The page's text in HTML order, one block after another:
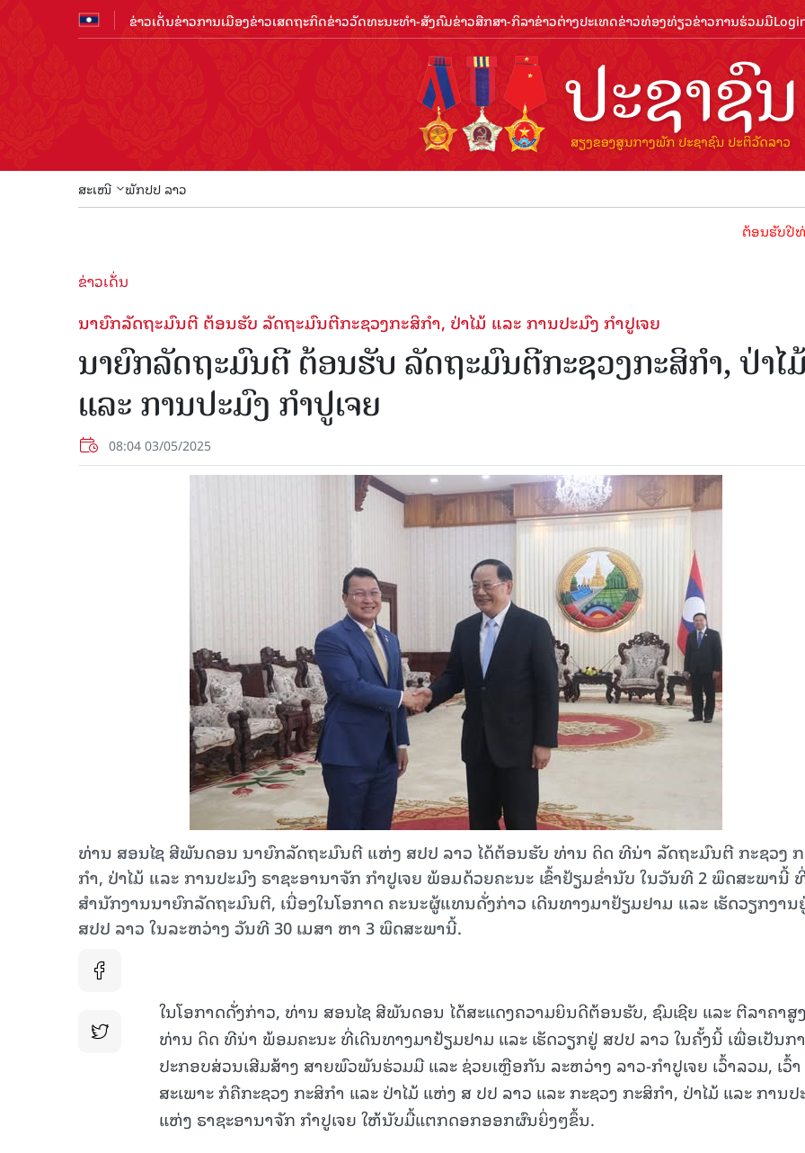
ຂ່າວເດັ່ນຂ່າວການເມືອງຂ່າວເສດຖະກິດຂ່າວວັດທະນະທຳ-ສັງຄົມຂ່າວສືກສາ-ກິລາຂ່າວຕ່າງປະເທດຂ່າວທ່ອງທ່ຽວຂ່າວການຮ່ວມມື
ສະເໜີ ພັກປປ ລາວ
ຕ້ອນຮັບປີທ່ອງທ່ຽ
ຂ່າວເດັ່ນ
ນາຍົກລັດຖະມົນຕີ ຕ້ອນຮັບ ລັດຖະມົນຕີກະຊວງກະສິກໍາ, ປ່າໄມ້ ແລະ ການປະມົງ ກຳປູເຈຍ
ນາຍົກລັດຖະມົນຕີ ຕ້ອນຮັບ ລັດຖະມົນຕີກະຊວງກະສິກໍາ, ປ່າໄມ້
ແລະ ການປະມົງ ກຳປູເຈຍ
08:04 03/05/2025
ທ່ານ ສອນໄຊ ສີພັນດອນ ນາຍົກລັດຖະມົນຕີ ແຫ່ງ ສປປ ລາວ ໄດ້ຕ້ອນຮັບ ທ່ານ ດິດ ທີນ່າ ລັດຖະມົນຕີ ກະຊວງ
ກໍາ, ປ່າໄມ້ ແລະ ການປະມົງ ຣາຊະອານາຈັກ ກຳປູເຈຍ ພ້ອມດ້ວຍຄະນະ ເຂົ້າຢ້ຽມຂໍ່ານັບ ໃນວັນທີ 2 ພຶດສະພານີ້
ສຳນັກງານນາຍົກລັດຖະມົນຕີ, ເນື່ອງໃນໂອກາດ ຄະນະຜູ້ແທນດັ່ງກ່າວ ເດີນທາງມາຢ້ຽມຢາມ ແລະ ເຮັດວຽກງານ
ສປປ ລາວ ໃນລະຫວ່າງ ວັນທີ 30 ເມສາ ຫາ 3 ພຶດສະພານີ້.
ໃນໂອກາດດັ່ງກ່າວ, ທ່ານ ສອນໄຊ ສີພັນດອນ ໄດ້ສະແດງຄວາມຍິນດີຕ້ອນຮັບ, ຊົມເຊີຍ ແລະ ຕີລາຄາສູ
ທ່ານ ດິດ ທີນ່າ ພ້ອມຄະນະ ທີ່ເດີນທາງມາຢ້ຽມຢາມ ແລະ ເຮັດວຽກຢູ່ ສປປ ລາວ ໃນຄັ້ງນີ້ ເພື່ອເປັນກ
ປະກອບສ່ວນເສີມສ້າງ ສາຍພົວພັນຮ່ວມມື ແລະ ຊ່ວຍເຫຼືອກັນ ລະຫວ່າງ ລາວ-ກຳປູເຈຍ ເວົ້າລວມ, ເວົ້າ
ສະເພາະ ກໍຄືກະຊວງ ກະສິກຳ ແລະ ປ່າໄມ້ ແຫ່ງ ສ ປປ ລາວ ແລະ ກະຊວງ ກະສິກໍາ, ປ່າໄມ້ ແລະ ການປ
ແຫ່ງ ຣາຊະອານາຈັກ ກຳປູເຈຍ ໃຫ້ນັບມື້ແຕກດອກອອກຜົນຍິ່ງໆຂຶ້ນ.